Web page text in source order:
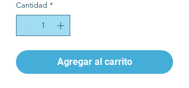
Cantidad *
Agregar al carrito